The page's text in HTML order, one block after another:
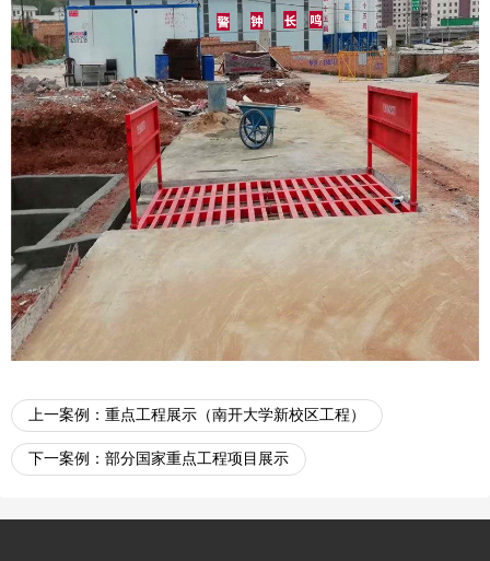
上一案例： 重点工程展示（南开大学新校区工程）
下一案例： 部分国家重点工程项目展示